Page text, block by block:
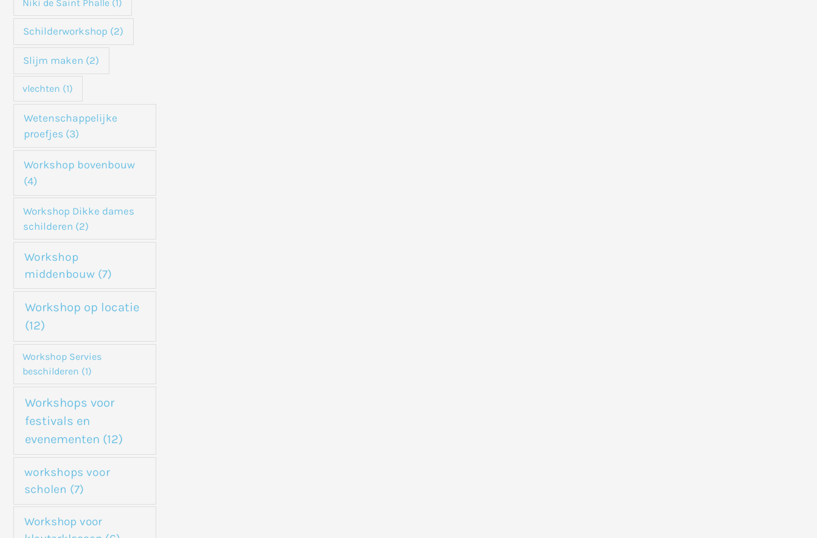
Niki de Saint Phalle (1)
Schilderworkshop (2)
Slijm maken (2)
vlechten (1)
Wetenschappelijke
proefjes (3)
Workshop bovenbouw
(4)
Workshop Dikke dames
schilderen (2)
Workshop
middenbouw (7)
Workshop op locatie
(12)
Workshop Servies
beschilderen (1)
Workshops voor
festivals en
evenementen (12)
workshops voor
scholen (7)
Workshop voor